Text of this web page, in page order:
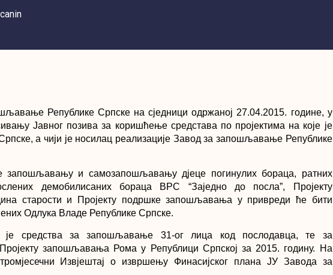
Републике Српске на сједници одржаној 27.04.2015. године, у
Јавног позива за коришћење средстава по пројектима на које је
а чији је носилац реализације Завод за запошљавање Републике
запошљавању и самозапошљавању дјеце погинулих бораца, ратних
демобилисаних бораца ВРС “Заједно до посла”, Пројекту
старости и Пројекту подршке запошљавања у привреди ће бити
Одлука Владе Републике Српске.
средства за запошљавање 31-ог лица код послодавца, те за
запошљавања Рома у Републици Српској за 2015. годину. На
тромјесечни Извјештај о извршењу Финасијског плана ЈУ Завода за